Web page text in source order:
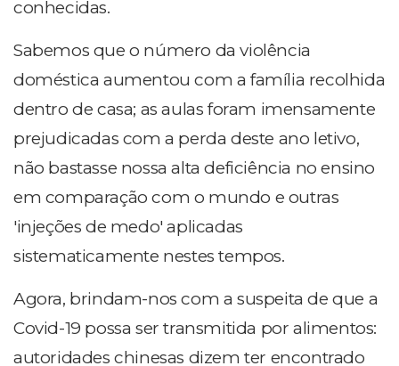
conhecidas.
Sabemos que o número da violência
doméstica aumentou com a família recolhida
dentro de casa; as aulas foram imensamente
prejudicadas com a perda deste ano letivo,
não bastasse nossa alta deficiência no ensino
em comparação com o mundo e outras
'injeções de medo' aplicadas
sistematicamente nestes tempos.
Agora, brindam-nos com a suspeita de que a
Covid-19 possa ser transmitida por alimentos:
autoridades chinesas dizem ter encontrado